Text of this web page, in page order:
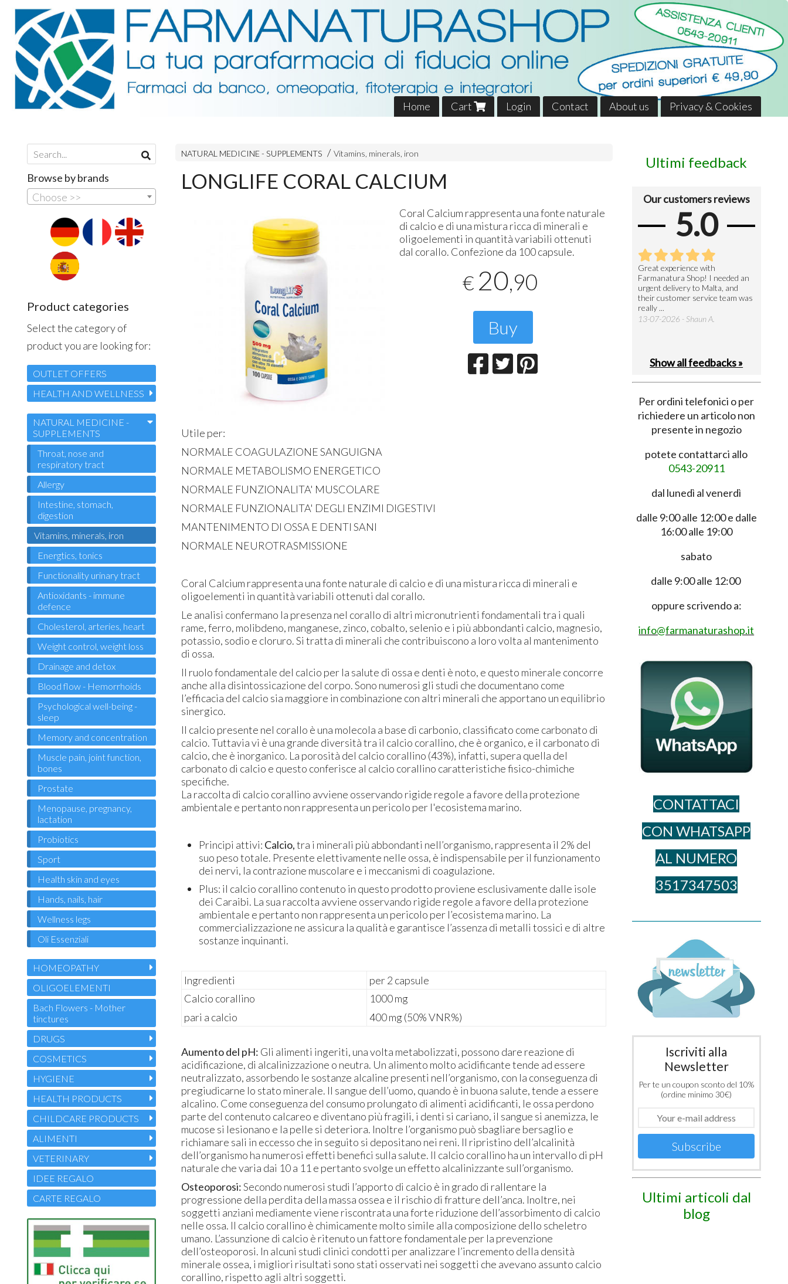
Home Cart Login Contact About us Privacy & Cookies
NATURAL MEDICINE - SUPPLEMENTS Vitamins, minerals, iron
LONGLIFE CORAL CALCIUM
Coral Calcium rappresenta una fonte naturale
di calcio e di una mistura ricca di minerali e
oligoelementi in quantità variabili ottenuti
dal corallo. Confezione da 100 capsule.
€ 20,90
Buy
Utile per:
NORMALE COAGULAZIONE SANGUIGNA
NORMALE METABOLISMO ENERGETICO
NORMALE FUNZIONALITA' MUSCOLARE
NORMALE FUNZIONALITA' DEGLI ENZIMI DIGESTIVI
MANTENIMENTO DI OSSA E DENTI SANI
NORMALE NEUROTRASMISSIONE
Coral Calcium rappresenta una fonte naturale di calcio e di una mistura ricca di minerali e
oligoelementi in quantità variabili ottenuti dal corallo.
Le analisi confermano la presenza nel corallo di altri micronutrienti fondamentali tra i quali
rame, ferro, molibdeno, manganese, zinco, cobalto, selenio e i più abbondanti calcio, magnesio,
potassio, sodio e cloruro. Si tratta di minerali che contribuiscono a loro volta al mantenimento
di ossa.
Il ruolo fondamentale del calcio per la salute di ossa e denti è noto, e questo minerale concorre
anche alla disintossicazione del corpo. Sono numerosi gli studi che documentano come
l’efficacia del calcio sia maggiore in combinazione con altri minerali che apportano un equilibrio
sinergico.
Il calcio presente nel corallo è una molecola a base di carbonio, classificato come carbonato di
calcio. Tuttavia vi è una grande diversità tra il calcio corallino, che è organico, e il carbonato di
calcio, che è inorganico. La porosità del calcio corallino (43%), infatti, supera quella del
carbonato di calcio e questo conferisce al calcio corallino caratteristiche fisico-chimiche
specifiche.
La raccolta di calcio corallino avviene osservando rigide regole a favore della protezione
ambientale e pertanto non rappresenta un pericolo per l'ecosistema marino.
Principi attivi: Calcio,tra i minerali più abbondanti nell’organismo, rappresenta il 2% del
suo peso totale. Presente elettivamente nelle ossa, è indispensabile per il funzionamento
dei nervi, la contrazione muscolare e i meccanismi di coagulazione.
Plus: il calcio corallino contenuto in questo prodotto proviene esclusivamente dalle isole
dei Caraibi. La sua raccolta avviene osservando rigide regole a favore della protezione
ambientale e pertanto non rappresenta un pericolo per l’ecosistema marino. La
commercializzazione ne assicura la qualità e garantisce l’assenza di metalli tossici e di altre
sostanze inquinanti.
Ingredienti
per 2 capsule
Calcio corallino
pari a calcio
1000 mg
400 mg (50% VNR%)
Aumento del pH: Gli alimenti ingeriti, una volta metabolizzati, possono dare reazione di
acidificazione, di alcalinizzazione o neutra. Un alimento molto acidificante tende ad essere
neutralizzato, assorbendo le sostanze alcaline presenti nell’organismo, con la conseguenza di
pregiudicarne lo stato minerale. Il sangue dell’uomo, quando è in buona salute, tende a essere
alcalino. Come conseguenza del consumo prolungato di alimenti acidificanti, le ossa perdono
parte del contenuto calcareo e diventano più fragili, i denti si cariano, il sangue si anemizza, le
mucose si lesionano e la pelle si deteriora. Inoltre l’organismo può sbagliare bersaglio e
richiamare sali in eccesso che in seguito si depositano nei reni. Il ripristino dell’alcalinità
dell’organismo ha numerosi effetti benefici sulla salute. Il calcio corallino ha un intervallo di pH
naturale che varia dai 10 a 11 e pertanto svolge un effetto alcalinizzante sull’organismo.
Osteoporosi:Secondo numerosi studi l’apporto di calcio è in grado di rallentare la
progressione della perdita della massa ossea e il rischio di fratture dell’anca. Inoltre, nei
soggetti anziani mediamente viene riscontrata una forte riduzione dell’assorbimento di calcio
nelle ossa. Il calcio corallino è chimicamente molto simile alla composizione dello scheletro
umano. L’assunzione di calcio è ritenuto un fattore fondamentale per la prevenzione
dell’osteoporosi. In alcuni studi clinici condotti per analizzare l’incremento della densità
minerale ossea, i migliori risultati sono stati osservati nei soggetti che avevano assunto calcio
corallino, rispetto agli altri soggetti.
Browse by brands
Choose >>
Product categories
Select the category of
product you are looking for:
OUTLET OFFERS
HEALTH AND WELLNESS
NATURAL MEDICINE -
SUPPLEMENTS
Throat, nose and
respiratory tract
Allergy
Intestine, stomach,
digestion
Vitamins, minerals, iron
Energtics, tonics
Functionality urinary tract
Antioxidants - immune
defence
Cholesterol, arteries, heart
Weight control, weight loss
Drainage and detox
Blood flow - Hemorrhoids
Psychological well-being -
sleep
Memory and concentration
Muscle pain, joint function,
bones
Prostate
Menopause, pregnancy,
lactation
Probiotics
Sport
Health skin and eyes
Hands, nails, hair
Wellness legs
Oli Essenziali
HOMEOPATHY
OLIGOELEMENTI
Bach Flowers - Mother
tinctures
DRUGS
COSMETICS
HYGIENE
HEALTH PRODUCTS
CHILDCARE PRODUCTS
ALIMENTI
VETERINARY
IDEE REGALO
CARTE REGALO
Ultimi feedback
Our customers reviews
5.0
27-07-2026 - Ruggero V.
Great experience with
Farmanatura Shop! I needed an
urgent delivery to Malta, and
their customer service team was
really ...
13-07-2026 - Shaun A.
Show all feedbacks »
Per ordini telefonici o per
richiedere un articolo non
presente in negozio
potete contattarci allo
0543-20911
dal lunedì al venerdì
dalle 9:00 alle 12:00 e dalle
16:00 alle 19:00
sabato
dalle 9:00 alle 12:00
oppure scrivendo a:
info@farmanaturashop.it
CONTATTACI
CON WHATSAPP
AL NUME​RO
3517347503
Iscriviti alla
Newsletter
Per te un coupon sconto del 10%
(ordine minimo 30€)
Subscribe
Ultimi articoli dal
blog